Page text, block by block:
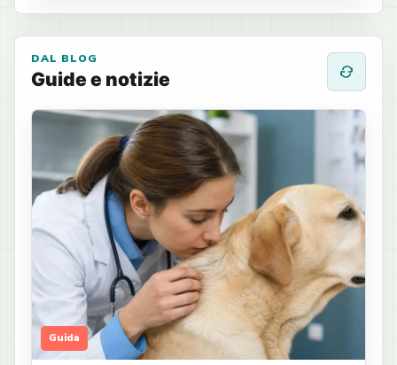
DAL BLOG
Guide e notizie
Guida